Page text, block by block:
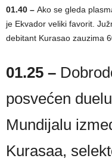
01.40 – Ako se gleda
je Ekvador veliki favorit.
debitant Kurasao zauzima
01.25 –
posvećen
Mundijalu
Kurasaa,